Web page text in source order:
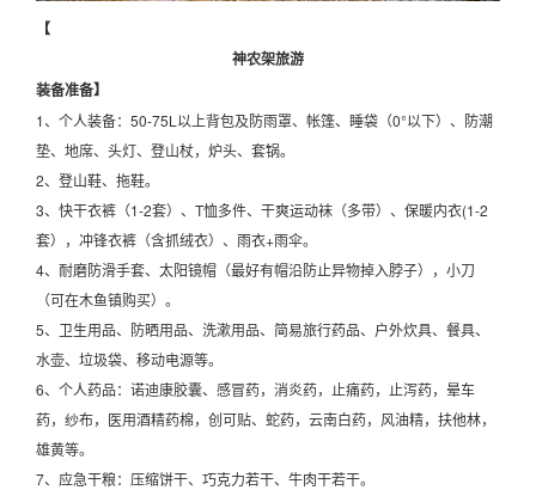
【
神农架旅游
装备准备】
1、个人装备：50-75L以上背包及防雨罩、帐篷、睡袋（0°以下）、防潮
垫、地席、头灯、登山杖，炉头、套锅。
2、登山鞋、拖鞋。
3、快干衣裤（1-2套）、T恤多件、干爽运动袜（多带）、保暖内衣(1-2
套），冲锋衣裤（含抓绒衣）、雨衣+雨伞。
4、耐磨防滑手套、太阳镜帽（最好有帽沿防止异物掉入脖子），小刀
（可在木鱼镇购买）。
5、卫生用品、防晒用品、洗漱用品、简易旅行药品、户外炊具、餐具、
水壶、垃圾袋、移动电源等。
6、个人药品：诺迪康胶囊、感冒药，消炎药，止痛药，止泻药，晕车
药，纱布，医用酒精药棉，创可贴、蛇药，云南白药，风油精，扶他林，
雄黄等。
7、应急干粮：压缩饼干、巧克力若干、牛肉干若干。